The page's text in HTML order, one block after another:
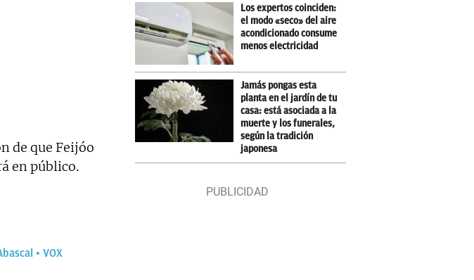
de que Feijóo
en público.
VOX
Los expertos coinciden:
el modo «seco» del aire
acondicionado consume
menos electricidad
Jamás pongas esta
planta en el jardín de tu
casa: está asociada a la
muerte y los funerales,
según la tradición
japonesa